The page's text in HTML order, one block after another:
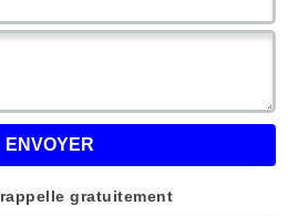
gratuitement